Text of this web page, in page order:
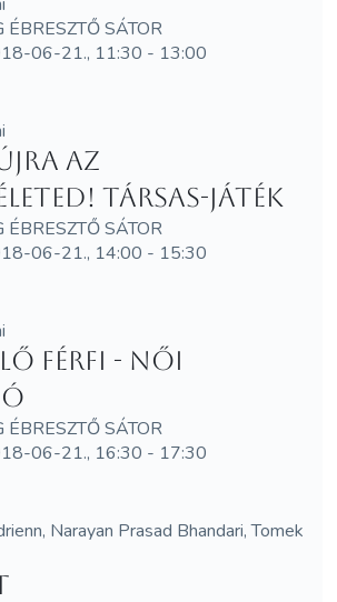
SÁTOR
06-21., 11:30 - 13:00
az
Társas-játék
SÁTOR
06-21., 14:00 - 15:30
Férfi - Női
SÁTOR
06-21., 16:30 - 17:30
Narayan Prasad Bhandari, Tomek